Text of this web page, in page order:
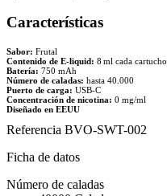
Características
Sabor: Frutal
Contenido de E-liquid: 8 ml cada cartucho
Batería: 750 mAh
Número de caladas: hasta 40.000
Puerto de carga: USB-C
Concentración de nicotina: 0 mg/ml
Diseñado en EEUU
Referencia BVO-SWT-002
Ficha de datos
Número de caladas